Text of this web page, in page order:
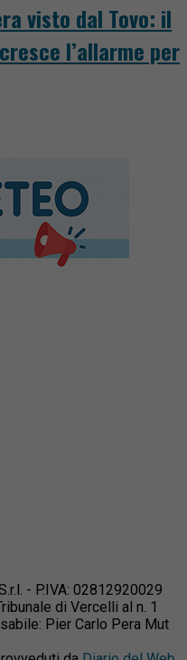
visto dal Tovo: il
l’allarme per
- P.IVA: 02812920029
di Vercelli al n. 1
Pier Carlo Pera Mut